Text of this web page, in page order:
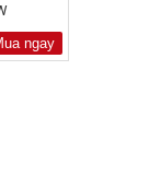
ngay